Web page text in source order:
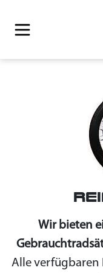
Wir bieten
Alle verfügbaren